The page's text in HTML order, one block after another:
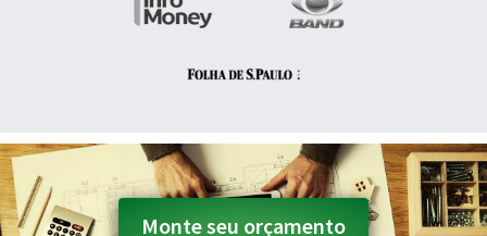
Monte seu orçamento